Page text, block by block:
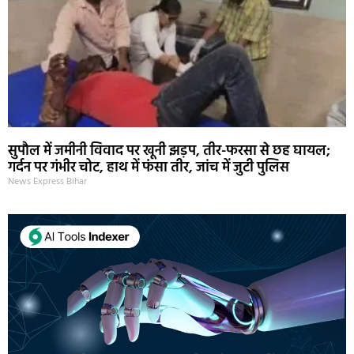
सुपौल में जमीनी विवाद पर खूनी झड़प, तीर-फरसा से छह घायल;
गर्दन पर गंभीर चोट, हाथ में फंसा तीर, जांच में जुटी पुलिस
News Express Bihar